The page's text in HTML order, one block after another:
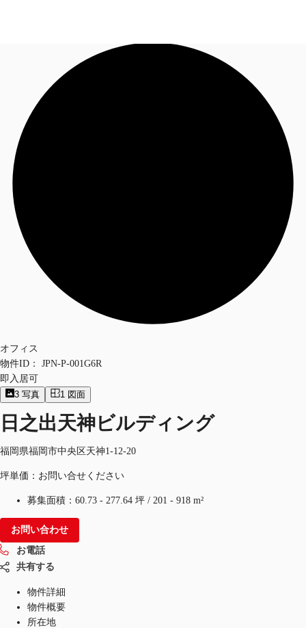
オフィス・事務所
倉庫・物流センター
お電話
オフィス
物件ID：
JPN-P-001G6R
即入居可
3 写真 1 図面
日之出天神ビルディング
福岡県福岡市中央区天神1-12-20
坪単価：お問い合せください
募集面積： 60.73 - 277.64 坪 / 201 - 918 m²
お問い合わせ
お電話
共有する
物件詳細
物件概要
所在地